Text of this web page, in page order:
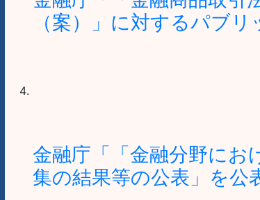
（案）」に対するパブ
金融庁「「金融分野にお
集の結果等の公表」を公